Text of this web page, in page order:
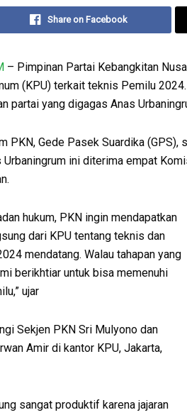
Share on Facebook
– Pimpinan Partai Kebangkitan
(KPU) terkait teknis Pemilu
partai yang digagas Anas
PKN, Gede Pasek Suardika
ini diterima empat
hukum, PKN ingin mendapatkan
dari KPU tentang teknis dan
mendatang. Walau tahapan yang
berikhtiar untuk bisa memenuhi
ujar
Sekjen PKN Sri Mulyono dan
Amir di kantor KPU, Jakarta,
sangat produktif karena jajaran